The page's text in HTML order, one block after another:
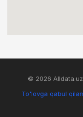
© 2026
To'lovga qabul